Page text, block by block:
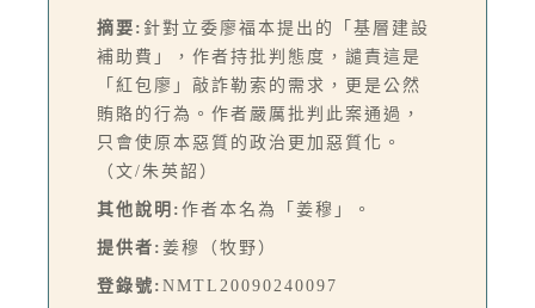
摘要: 針對立委廖福本提出的「基層建設
補助費」，作者持批判態度，譴責這是
「紅包廖」敲詐勒索的需求，更是公然
賄賂的行為。作者嚴厲批判此案通過，
只會使原本惡質的政治更加惡質化。
（文/朱英韶）
其他說明: 作者本名為「姜穆」。
提供者: 姜穆（牧野）
登錄號: NMTL20090240097